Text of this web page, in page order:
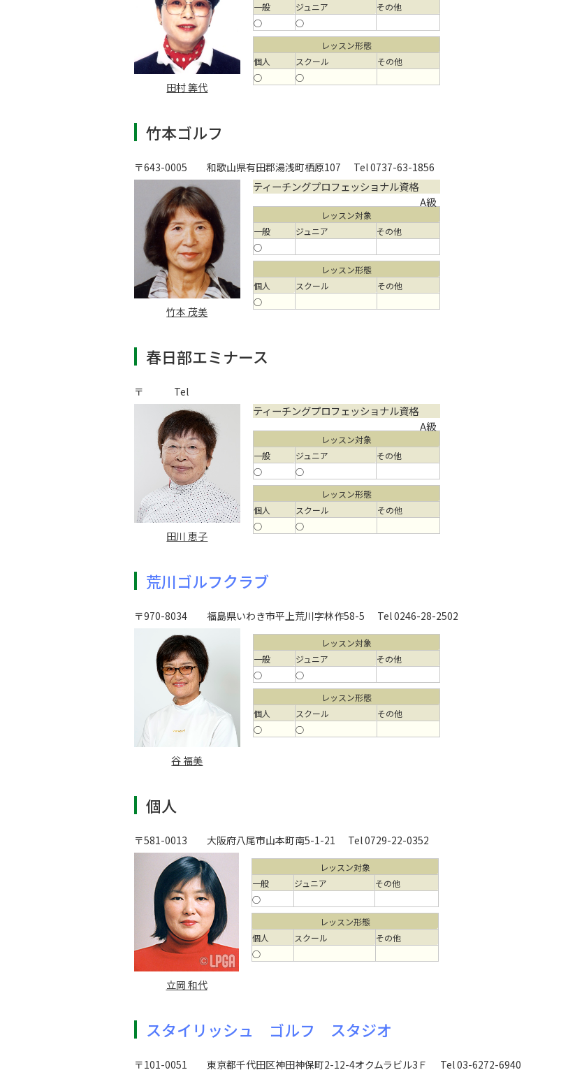
田村 筭代
一般
ジュニア
その他
○
○
レッスン形態
個人
スクール
その他
○
○
竹本ゴルフ
〒643-0005 和歌山県有田郡湯浅町栖原107 Tel 0737-63-1856
竹本 茂美
ティーチングプロフェッショナル資格
A級
レッスン対象
一般
ジュニア
その他
○
レッスン形態
個人
スクール
その他
○
春日部エミナース
〒 Tel
田川 恵子
ティーチングプロフェッショナル資格
A級
レッスン対象
一般
ジュニア
その他
○
○
レッスン形態
個人
スクール
その他
○
○
荒川ゴルフクラブ
〒970-8034 福島県いわき市平上荒川字林作58-5 Tel 0246-28-2502
谷 福美
レッスン対象
一般
ジュニア
その他
○
○
レッスン形態
個人
スクール
その他
○
○
個人
〒581-0013 大阪府八尾市山本町南5-1-21 Tel 0729-22-0352
立岡 和代
レッスン対象
一般
ジュニア
その他
○
レッスン形態
個人
スクール
その他
○
スタイリッシュ ゴルフ スタジオ
〒101-0051 東京都千代田区神田神保町2-12-4オクムラビル3Ｆ Tel 03-6272-6940